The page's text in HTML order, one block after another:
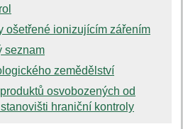
ošetřené ionizujícím zářením
seznam
zemědělství
osvobozených od
hraniční kontroly